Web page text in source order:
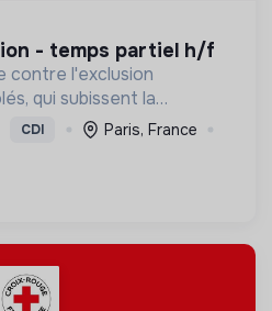
- temps partiel h/f
contre l'exclusion
qui subissent la
plupart des services du
CDI
Paris, France